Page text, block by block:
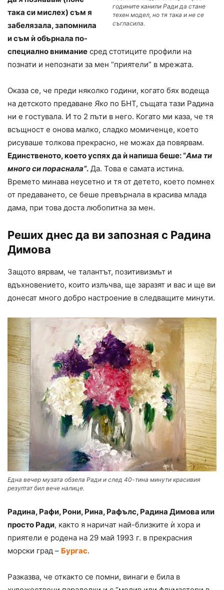
годините канили Ради да стане
техен модел, но тя така и не се
съгласила.
така си мислех) съм я
забелязала, запомнила
и съм ѝ обърнала по-
специално внимание сред стотиците профили на
познати и непознати за мен “приятели” в мрежата.
Оказа се, че преди няколко години, когато бях водеща
на детското предаване Яко по БНТ, същата тази Радина
ни е гостувала. И то 2 пъти в него. Когато ми каза, че тя
всъщност е онова малко, сладко момиченце, което
рисуваше толкова прекрасно, не можах да повярвам.
Единственото, което успях да ѝ напиша беше: “Ама ти
много си пораснала”. Да. Това е самата истина.
Времето минава неусетно и тя от детето, което помнех
от предаването, се беше превърнала в красива млада
дама, при това доста любопитна за мен.
Реших днес да ви запозная с Радина
Димова
Защото вярвам, че талантът, позитивизмът и
вдъхновението, които излъчва, ще заразят и вас и ще ви
донесат много добро настроение в следващите минути.
Една вечер музата обзела Ради и след 40-тина минути красивия
резултат бил вече налице.
Радина, Рафи, Рони, Рина, Рафълс, Радина Димова или
просто Ради, както я наричат най-близките ѝ хора и
приятели е родена на 29 май 1993 г. в прекрасния
морски град – Бургас.
Разказва, че откакто се помни, винаги е била в